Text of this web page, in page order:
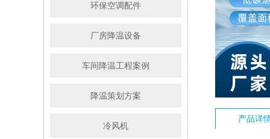
环保空调配件
厂房降温设备
车间降温工程案例
降温策划方案
冷风机
产品详